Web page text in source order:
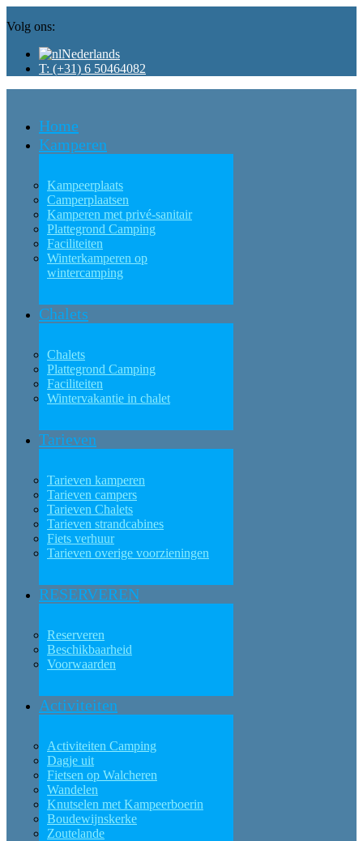
Volg ons:
Nederlands
T: (+31) 6 50464082
Home
Kamperen
Kampeerplaats
Camperplaatsen
Kamperen met privé-sanitair
Plattegrond Camping
Faciliteiten
Winterkamperen op
wintercamping
Chalets
Chalets
Plattegrond Camping
Faciliteiten
Wintervakantie in chalet
Tarieven
Tarieven kamperen
Tarieven campers
Tarieven Chalets
Tarieven strandcabines
Fiets verhuur
Tarieven overige voorzieningen
RESERVEREN
Reserveren
Beschikbaarheid
Voorwaarden
Activiteiten
Activiteiten Camping
Dagje uit
Fietsen op Walcheren
Wandelen
Knutselen met Kampeerboerin
Boudewijnskerke
Zoutelande